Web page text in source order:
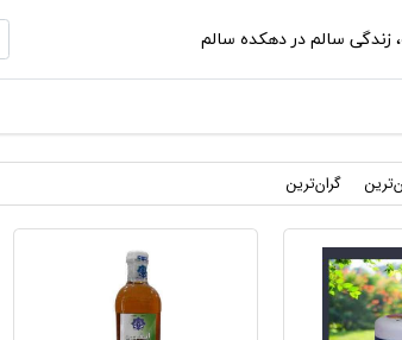
، زندگی سالم در دهکده سالم
گران‌ترین